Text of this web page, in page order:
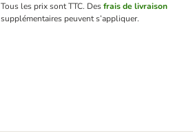
Tous les prix sont TTC. Desfrais de livraison
supplémentaires peuvent s’appliquer.